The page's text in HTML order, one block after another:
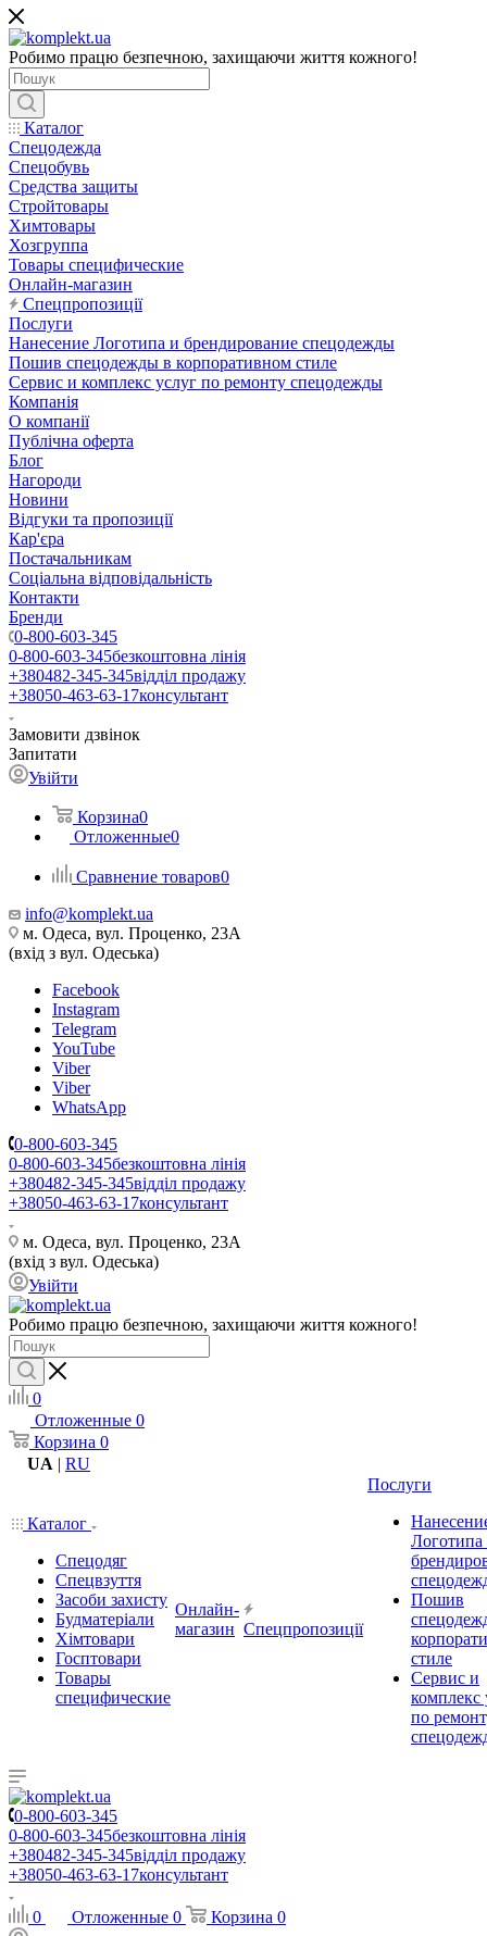
Робимо працю безпечною, захищаючи життя кожного!
Каталог
Спецодежда
Спецобувь
Средства защиты
Стройтовары
Химтовары
Хозгруппа
Товары специфические
Онлайн-магазин
Спецпропозиції
Послуги
Нанесение Логотипа и брендирование спецодежды
Пошив спецодежды в корпоративном стиле
Сервис и комплекс услуг по ремонту спецодежды
Компанія
О компанії
Публічна оферта
Блог
Нагороди
Новини
Відгуки та пропозиції
Кар'єра
Постачальникам
Соціальна відповідальність
Контакти
Бренди
0-800-603-345
0-800-603-345безкоштовна лінія
+380482-345-345відділ продажу
+38050-463-63-17консультант
Замовити дзвінок
Запитати
Увійти
Корзина0
Отложенные0
Сравнение товаров0
info@komplekt.ua
м. Одеса, вул. Проценко, 23А
(вхід з вул. Одеська)
Facebook
Instagram
Telegram
YouTube
Viber
Viber
WhatsApp
0-800-603-345
0-800-603-345безкоштовна лінія
+380482-345-345відділ продажу
+38050-463-63-17консультант
м. Одеса, вул. Проценко, 23А
(вхід з вул. Одеська)
Увійти
Робимо працю безпечною, захищаючи життя кожного!
0
Отложенные 0
Корзина 0
UA | RU
Каталог
Спецодяг
Спецвзуття
Засоби захисту
Будматеріали
Хімтовари
Госптовари
Товары
специфические
Онлайн-
магазин Спецпропозиції
Послуги
Логотипа
Пошив
стиле
Сервис и
комплекс
по
0-800-603-345
0-800-603-345безкоштовна лінія
+380482-345-345відділ продажу
+38050-463-63-17консультант
0 Отложенные 0 Корзина 0